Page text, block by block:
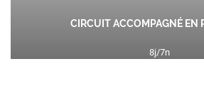
CIRCUIT ACCOMPAGNÉ EN
8j/7n